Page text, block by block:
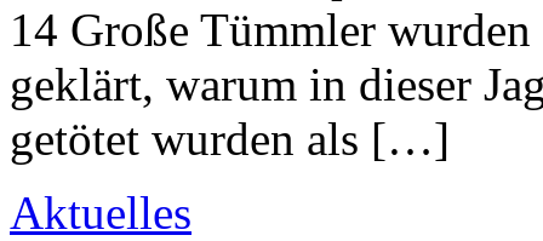
14 Große Tümmler
geklärt, warum in dieser
getötet wurden als […]
Aktuelles